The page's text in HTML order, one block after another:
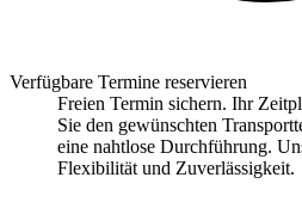
Verfügbare Termine reservieren
Freien Termin sichern. Ihr
Sie den gewünschten
eine nahtlose Durchführung.
Flexibilität und Zuverlässigkeit.